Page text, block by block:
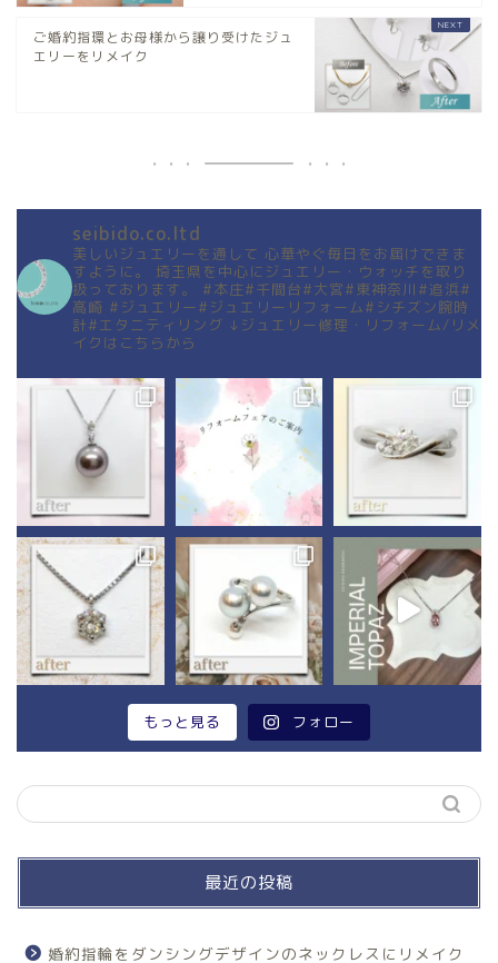
ご婚約指環とお母様から譲り受けたジュ
エリーをリメイク
seibido.co.ltd
美しいジュエリーを通して 心華やぐ毎日をお届けできま
すように。
埼玉県を中心にジュエリー・ウォッチを取り
扱っております。
#本庄#千間台#大宮#東神奈川#追浜#
高崎 #ジュエリー#ジュエリーリフォーム#シチズン腕時
計#エタニティリング ↓ジュエリー修理・リフォーム/リメ
イクはこちらから
もっと見る フォロー
最近の投稿
婚約指輪をダンシングデザインのネックレスにリメイク